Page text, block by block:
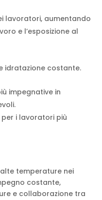
lavoratori, aumentando
e l’esposizione al
idratazione costante.
impegnative in
i lavoratori più
temperature nei
costante,
e collaborazione tra